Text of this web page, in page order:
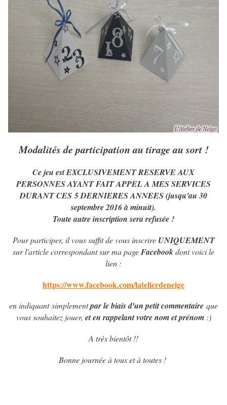
Modalités de participation au tirage au sort !
Ce jeu est EXCLUSIVEMENT RESERVE AUX
PERSONNES AYANT FAIT APPEL A MES SERVICES
DURANT CES 5 DERNIERES ANNEES (jusqu'au 30
septembre 2016 à minuit).
Toute autre inscription sera refusée !
Pour participer, il vous suffit de vous inscrireUNIQUEMENT
sur l'article correspondant sur ma pageFacebookdont voici le
lien :
https://www.facebook.com/latelierdeneige
en indiquant simplementpar le biais d'un petit commentaire que
vous souhaitez jouer, et en rappelant votre nom et prénom:)
A très bientôt !!
Bonne journée à tous et à toutes !